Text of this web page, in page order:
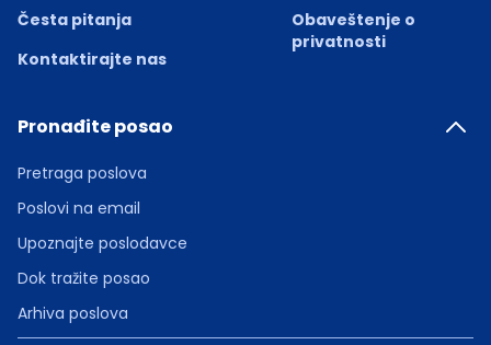
Česta pitanja
Kontaktirajte nas
Obaveštenje o
privatnosti
Pronađite posao
Pretraga poslova
Poslovi na email
Upoznajte poslodavce
Dok tražite posao
Arhiva poslova